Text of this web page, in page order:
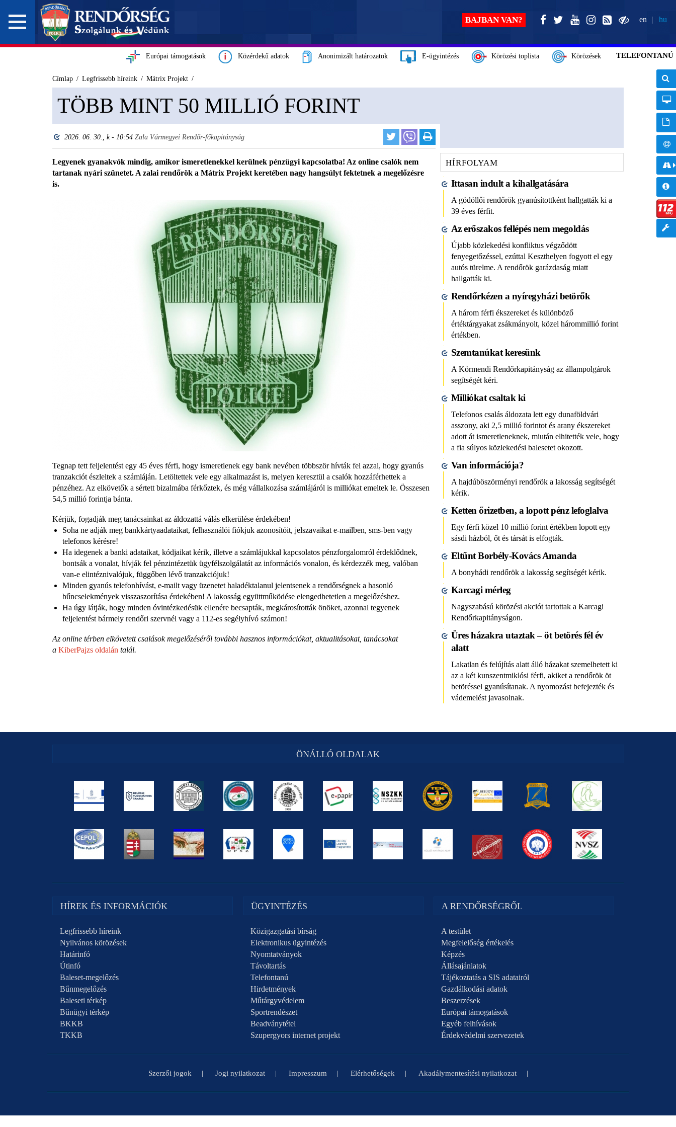
en hu
BAJBAN VAN?
Európai támogatások Közérdekű adatok Anonimizált határozatok E-ügyintézés Körözési toplista Körözések TELEFONTANÚ
Címlap Legfrissebb híreink Mátrix Projekt
TÖBB MINT 50 MILLIÓ FORINT
2026. 06. 30., k - 10:54 Zala Vármegyei Rendőr-főkapitányság
Legyenek gyanakvók mindig, amikor ismeretlenekkel kerülnek pénzügyi kapcsolatba! Az online csalók nem
tartanak nyári szünetet. A zalai rendőrök a Mátrix Projekt keretében nagy hangsúlyt fektetnek a megelőzésre
is.
Tegnap tett feljelentést egy 45 éves férfi, hogy ismeretlenek egy bank nevében többször hívták fel azzal, hogy gyanús
tranzakciót észleltek a számláján. Letöltettek vele egy alkalmazást is, melyen keresztül a csalók hozzáférhettek a
pénzéhez. Az elkövetők a sértett bizalmába férkőztek, és még vállalkozása számlájáról is milliókat emeltek le. Összesen
54,5 millió forintja bánta.
Kérjük, fogadják meg tanácsainkat az áldozattá válás elkerülése érdekében!
Soha ne adják meg bankkártyaadataikat, felhasználói fiókjuk azonosítóit, jelszavaikat e-mailben, sms-ben vagy
telefonos kérésre!
Ha idegenek a banki adataikat, kódjaikat kérik, illetve a számlájukkal kapcsolatos pénzforgalomról érdeklődnek,
bontsák a vonalat, hívják fel pénzintézetük ügyfélszolgálatát az információs vonalon, és kérdezzék meg, valóban
van-e elintéznivalójuk, függőben lévő tranzakciójuk!
Minden gyanús telefonhívást, e-mailt vagy üzenetet haladéktalanul jelentsenek a rendőrségnek a hasonló
bűncselekmények visszaszorítása érdekében! A lakosság együttműködése elengedhetetlen a megelőzéshez.
Ha úgy látják, hogy minden óvintézkedésük ellenére becsapták, megkárosították önöket, azonnal tegyenek
feljelentést bármely rendőri szervnél vagy a 112-es segélyhívó számon!
Az online térben elkövetett csalások megelőzéséről további hasznos információkat, aktualitásokat, tanácsokat
a KiberPajzs oldalán talál.
HÍRFOLYAM
Ittasan indult a kihallgatására
A gödöllői rendőrök gyanúsítottként hallgatták ki a
39 éves férfit.
Az erőszakos fellépés nem megoldás
Újabb közlekedési konfliktus végződött
fenyegetőzéssel, ezúttal Keszthelyen fogyott el egy
autós türelme. A rendőrök garázdaság miatt
hallgatták ki.
Rendőrkézen a nyíregyházi betörők
A három férfi ékszereket és különböző
értéktárgyakat zsákmányolt, közel hárommillió forint
értékben.
Szemtanúkat keresünk
A Körmendi Rendőrkapitányság az állampolgárok
segítségét kéri.
Milliókat csaltak ki
Telefonos csalás áldozata lett egy dunaföldvári
asszony, aki 2,5 millió forintot és arany ékszereket
adott át ismeretleneknek, miután elhitették vele, hogy
a fia súlyos közlekedési balesetet okozott.
Van információja?
A hajdúböszörményi rendőrök a lakosság segítségét
kérik.
Ketten őrizetben, a lopott pénz lefoglalva
Egy férfi közel 10 millió forint értékben lopott egy
sásdi házból, őt és társát is elfogták.
Eltűnt Borbély-Kovács Amanda
A bonyhádi rendőrök a lakosság segítségét kérik.
Karcagi mérleg
Nagyszabású körözési akciót tartottak a Karcagi
Rendőrkapitányságon.
Üres házakra utaztak – öt betörés fél év
alatt
Lakatlan és felújítás alatt álló házakat szemelhetett ki
az a két kunszentmiklósi férfi, akiket a rendőrök öt
betöréssel gyanúsítanak. A nyomozást befejezték és
vádemelést javasolnak.
ÖNÁLLÓ OLDALAK
HÍREK ÉS INFORMÁCIÓK
Legfrissebb híreink
Nyilvános körözések
Határinfó
Útinfó
Baleset-megelőzés
Bűnmegelőzés
Baleseti térkép
Bűnügyi térkép
BKKB
TKKB
ÜGYINTÉZÉS
Közigazgatási bírság
Elektronikus ügyintézés
Nyomtatványok
Távoltartás
Telefontanú
Hirdetmények
Műtárgyvédelem
Sportrendészet
Beadványtétel
Szupergyors internet projekt
A RENDŐRSÉGRŐL
A testület
Megfelelőség értékelés
Képzés
Állásajánlatok
Tájékoztatás a SIS adatairól
Gazdálkodási adatok
Beszerzések
Európai támogatások
Egyéb felhívások
Érdekvédelmi szervezetek
Szerzői jogok Jogi nyilatkozat Impresszum Elérhetőségek Akadálymentesítési nyilatkozat